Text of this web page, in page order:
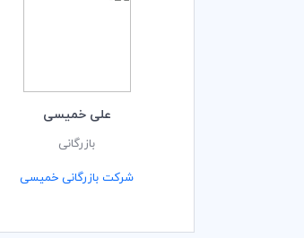
علی خمیسی
بازرگانی
شرکت بازرگانی خمیسی